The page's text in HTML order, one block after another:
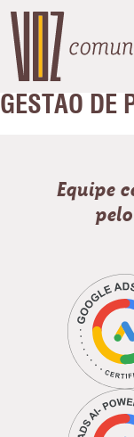
GESTÃO DE
Equipe